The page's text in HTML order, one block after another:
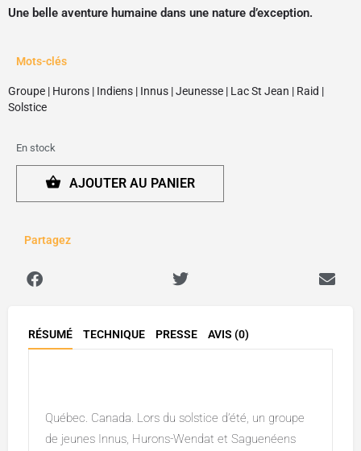
Une belle aventure humaine dans une nature d’exception.
Mots-clés
Groupe | Hurons | Indiens | Innus |Jeunesse | Lac St Jean | Raid |
Solstice
En stock
AJOUTER AU PANIER
Partagez
RÉSUMÉ TECHNIQUE PRESSE AVIS (0)
Québec. Canada. Lors du solstice d’été, un groupe
de jeunes Innus, Hurons-Wendat et Saguenéens